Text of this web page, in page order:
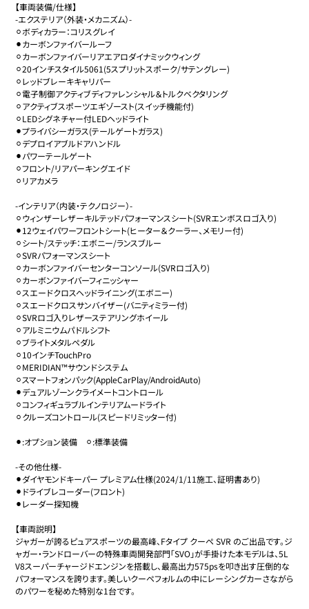
【車両装備/仕様】
-エクステリア（外装・メカニズム）-
⚪︎ボディカラー：コリスグレイ
⚫︎カーボンファイバールーフ
⚪︎カーボンファイバーリアエアロダイナミックウィング
⚪︎20インチスタイル5061(5スプリットスポーク/サテングレー)
⚪︎レッドブレーキキャリパー
⚪︎電子制御アクティブディファレンシャル＆トルクベクタリング
⚪︎アクティブスポーツエギゾースト(スイッチ機能付)
⚪︎LEDシグネチャー付LEDヘッドライト
⚫︎プライバシーガラス(テールゲートガラス)
⚪︎デプロイアブルドアハンドル
⚫︎パワーテールゲート
⚪︎フロント/リアパーキングエイド
⚪︎リアカメラ
-インテリア（内装・テクノロジー）-
⚪︎ウィンザーレザーキルテッドパフォーマンスシート(SVRエンボスロゴ入り)
⚫︎12ウェイパワーフロントシート(ヒーター＆クーラー、メモリー付)
⚪︎シート/ステッチ：エボニー/ランスブルー
⚪︎SVRパフォーマンスシート
⚪︎カーボンファイバーセンターコンソール(SVRロゴ入り)
⚪︎カーボンファイバーフィニッシャー
⚪︎スエードクロスヘッドライニング(エボニー)
⚪︎スエードクロスサンバイザー(バニティミラー付)
⚪︎SVRロゴ入りレザーステアリングホイール
⚪︎アルミニウムパドルシフト
⚪︎ブライトメタルペダル
⚪︎10インチTouchPro
⚪︎MERIDIAN™サウンドシステム
⚪︎スマートフォンパック(AppleCarPlay/AndroidAuto)
⚫︎デュアルゾーンクライメートコントロール
⚪︎コンフィギュラブルインテリアムードライト
⚪︎クルーズコントロール(スピードリミッター付)
⚫︎:オプション装備　⚪︎:標準装備
-その他仕様-
⚫︎ダイヤモンドキーパー プレミアム仕様(2024/1/11施工、証明書あり)
⚫︎ドライブレコーダー(フロント)
⚫︎レーダー探知機
【車両説明】
ジャガーが誇るピュアスポーツの最高峰、Fタイプ クーペ SVR のご出品です。ジ
ャガー・ランドローバーの特殊車両開発部門「SVO」が手掛けた本モデルは、5L
V8スーパーチャージドエンジンを搭載し、最高出力575psを叩き出す圧倒的な
パフォーマンスを誇ります。美しいクーペフォルムの中にレーシングカーさながら
のパワーを秘めた特別な1台です。